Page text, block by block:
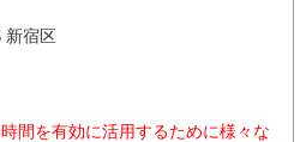
宿区
間を有効に活用するために様々な